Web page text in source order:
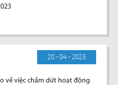
20 - 04 - 2023
về việc chấm dứt hoạt động